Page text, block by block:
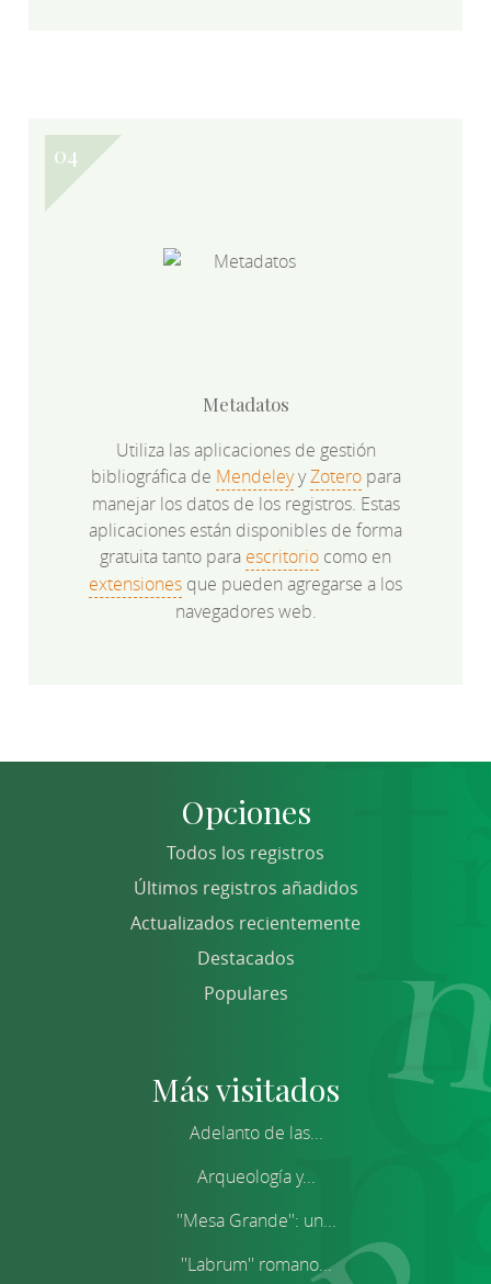
Metadatos
Utiliza las aplicaciones de gestión
bibliográfica de MendeleyyZoteropara
manejar los datos de los registros. Estas
aplicaciones están disponibles de forma
gratuita tanto para escritorio como en
extensiones que pueden agregarse a los
navegadores web.
Opciones
Todos los registros
Últimos registros añadidos
Actualizados recientemente
Destacados
Populares
Más visitados
Adelanto de las...
Arqueología y...
''Mesa Grande'': un...
''Labrum'' romano...